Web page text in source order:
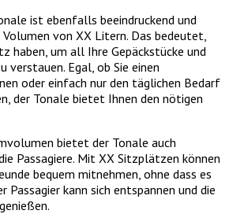
ist ebenfalls beeindruckend und
von XX Litern. Das bedeutet,
haben, um all Ihre Gepäckstücke und
verstauen. Egal, ob Sie einen
oder einfach nur den täglichen Bedarf
der Tonale bietet Ihnen den nötigen
bietet der Tonale auch
Passagiere. Mit XX Sitzplätzen können
bequem mitnehmen, ohne dass es
Passagier kann sich entspannen und die